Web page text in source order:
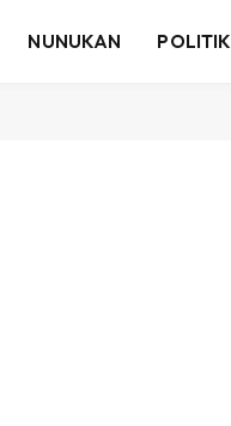
NUNUKAN POLITIK